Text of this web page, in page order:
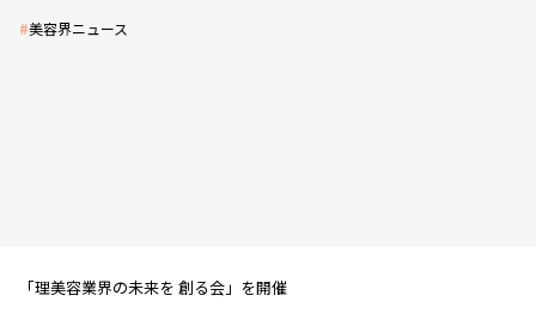
#美容界ニュース
「理美容業界の未来を 創る会」を開催